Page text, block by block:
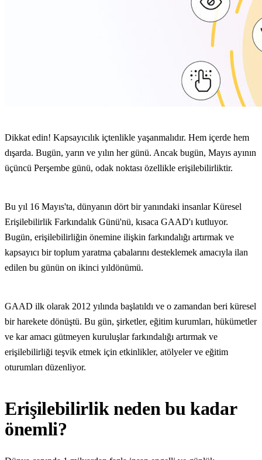
Dikkat edin! Kapsayıcılık içtenlikle yaşanmalıdır. Hem içerde hem
dışarda. Bugün, yarın ve yılın her günü. Ancak bugün, Mayıs ayının
üçüncü Perşembe günü, odak noktası özellikle erişilebilirliktir.
Bu yıl 16 Mayıs'ta, dünyanın dört bir yanındaki insanlar Küresel
Erişilebilirlik Farkındalık Günü'nü, kısaca GAAD'ı kutluyor.
Bugün, erişilebilirliğin önemine ilişkin farkındalığı artırmak ve
kapsayıcı bir toplum yaratma çabalarını desteklemek amacıyla ilan
edilen bu günün on ikinci yıldönümü.
GAAD ilk olarak 2012 yılında başlatıldı ve o zamandan beri küresel
bir harekete dönüştü. Bu gün, şirketler, eğitim kurumları, hükümetler
ve kar amacı gütmeyen kuruluşlar farkındalığı artırmak ve
erişilebilirliği teşvik etmek için etkinlikler, atölyeler ve eğitim
oturumları düzenliyor.
Erişilebilirlik neden bu kadar
önemli?